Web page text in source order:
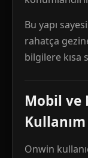
Bu yapı
rahatça
bilgilere kısa
Mobil ve
Kullanım
Onwin